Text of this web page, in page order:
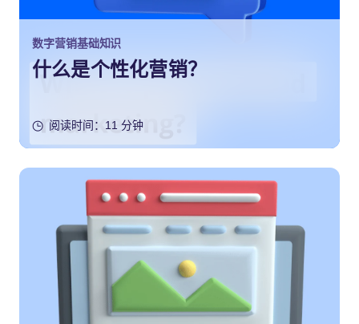
数字营销基础知识
什么是个性化营销？
阅读时间：11 分钟